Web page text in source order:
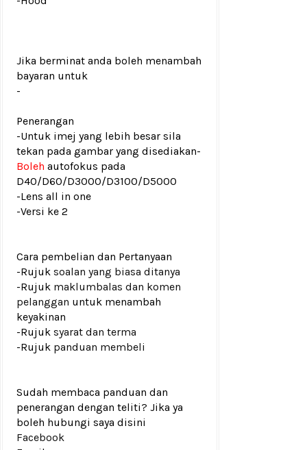
Jika berminat anda boleh menambah
bayaran untuk
-
Penerangan
-Untuk imej yang lebih besar sila
tekan pada gambar yang disediakan-
Boleh autofokus pada
D40/D60/D3000/D3100/D5000
-Lens all in one
-Versi ke 2
Cara pembelian dan Pertanyaan
-Rujuk soalan yang biasa ditanya
-Rujuk maklumbalas dan komen
pelanggan untuk menambah
keyakinan
-Rujuk syarat dan terma
-Rujuk panduan membeli
Sudah membaca panduan dan
penerangan dengan teliti? Jika ya
boleh hubungi saya disini
Facebook